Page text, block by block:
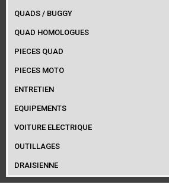
QUADS / BUGGY
QUAD HOMOLOGUES
PIECES QUAD
PIECES MOTO
ENTRETIEN
EQUIPEMENTS
VOITURE ELECTRIQUE
OUTILLAGES
DRAISIENNE